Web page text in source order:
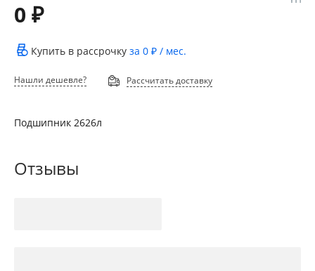
0 ₽
Купить в рассрочку за 0 ₽ / мес.
Нашли дешевле? Рассчитать доставку
Подшипник 2626л
Отзывы